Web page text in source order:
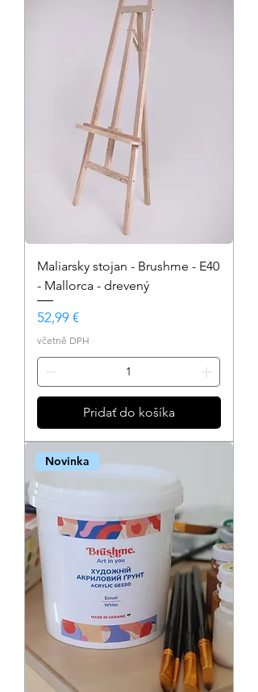
Maliarsky stojan - Brushme - E40
- Mallorca - drevený
Cena
52,99 €
včetně DPH
Pridať do košíka
Novinka